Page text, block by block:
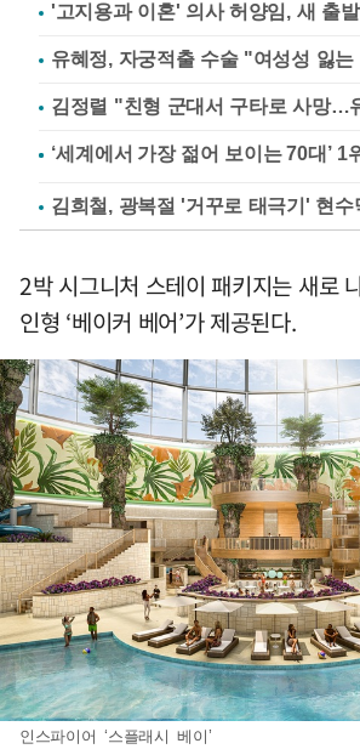
'고지용과 이혼' 의사 허양임, 새 출
유혜정, 자궁적출 수술 "여성성 잃
김정렬 "친형 군대서 구타로 사망…
김희철, 광복절 '거꾸로 태극기' 현
2박 시그니처 스테이 패키지는 새로
인형 ‘베이커 베어’가 제공된다.
인스파이어 ‘스플래시 베이’